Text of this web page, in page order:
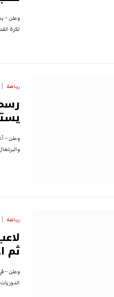
وطن –
لكرة
رياضة
وطن –
والبرتغال،
رياضة
ثم